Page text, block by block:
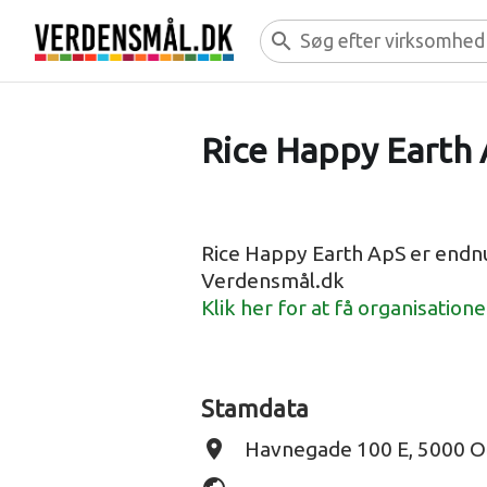
search
Rice Happy Earth
Rice Happy Earth ApS er
Verdensmål.dk
Klik her for at få
Stamdata
place Havnegade 100 E, 5000